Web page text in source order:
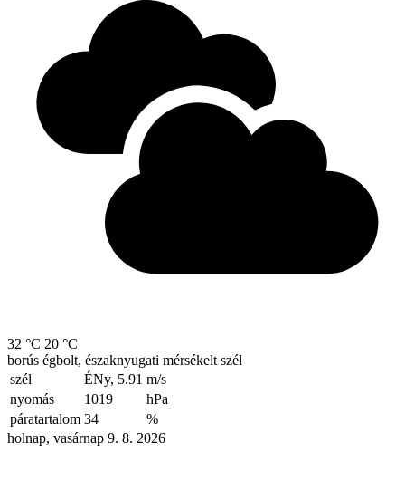
32 °C 20 °C
borús égbolt, északnyugati mérsékelt szél
szél
ÉNy, 5.91 m/s
nyomás
1019
hPa
páratartalom 34
%
holnap, vasárnap 9. 8. 2026